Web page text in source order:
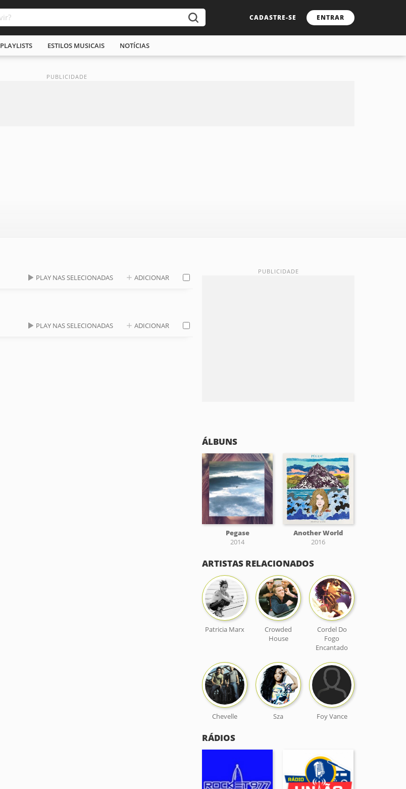
CADASTRE-SE ENTRAR
PLAYLISTS ESTILOS MUSICAIS NOTÍCIAS
PLAY NAS SELECIONADAS ADICIONAR
PLAY NAS SELECIONADAS ADICIONAR
ÁLBUNS
Pegase
2014
Another World
2016
ARTISTAS RELACIONADOS
Patricia Marx
Crowded
House
Cordel Do
Fogo
Encantado
Chevelle Sza Foy Vance
RÁDIOS